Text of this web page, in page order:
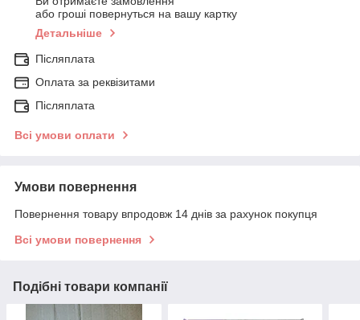
або гроші повернуться на вашу картку
Детальніше
Післяплата
Оплата за реквізитами
Післяплата
Всі умови оплати
Умови повернення
Повернення товару впродовж 14 днів за рахунок покупця
Всі умови повернення
Подібні товари компанії